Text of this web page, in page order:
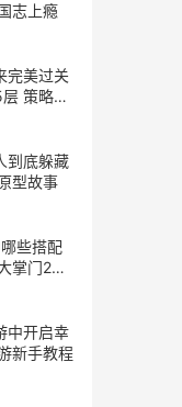
志上瘾
完美过关
策略的
到底躲藏
型故事
些搭配
掌门2阵
中开启幸
新手教程